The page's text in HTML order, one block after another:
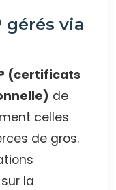
gérés via
(certificats
de
celles
de gros.
la